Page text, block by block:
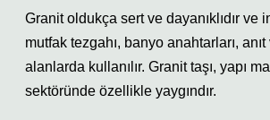
Granit oldukça sert ve dayanıklıdır ve
mutfak tezgahı, banyo anahtarları,
alanlarda kullanılır. Granit taşı, yapı
sektöründe özellikle yaygındır.